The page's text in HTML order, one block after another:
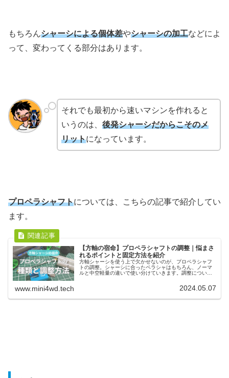
もちろんシャーシによる個体差やシャーシの加工などによ
って、変わってくる部分はあります。
それでも最初から速いマシンを作れると
いうのは、 後発シャーシだからこそのメ
リットになっています。
プロペラシャフトについては、こちらの記事で紹介してい
ます。
【方軸の宿命】プロペラシャフトの調整｜悩まさ
れるポイントと固定方法を紹介
方軸シャーシを使う上で欠かせないのが、プロペラシャフ
トの調整。シャーシに合ったペラシャはもちろん、ノーマ
ルと中空軽量の違いで使い分けていきます。調整について
www.mini4wd.tech 2024.05.07